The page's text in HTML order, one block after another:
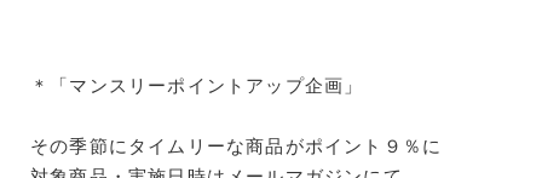
＊「マンスリーポイントアップ企画」
その季節にタイムリーな商品がポイント９％に